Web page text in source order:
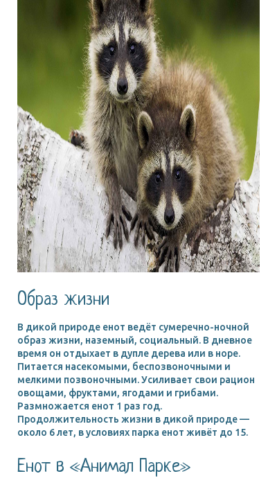
Образ жизни
В дикой природе енот ведёт сумеречно-ночной
образ жизни, наземный, социальный. В дневное
время он отдыхает в дупле дерева или в норе.
Питается насекомыми, беспозвоночными и
мелкими позвоночными. Усиливает свои рацион
овощами, фруктами, ягодами и грибами.
Размножается енот 1 раз год.
Продолжительность жизни в дикой природе —
около 6 лет, в условиях парка енот живёт до 15.
Енот в «Анимал Парке»